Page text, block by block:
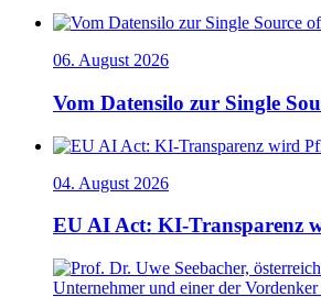
06. August 2026
Vom Datensilo zur Single
04. August 2026
EU AI Act: KI-Transparenz